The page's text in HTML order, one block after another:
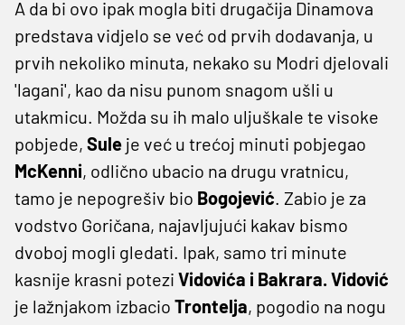
A da bi ovo ipak mogla biti drugačija Dinamova
predstava vidjelo se već od prvih dodavanja, u
prvih nekoliko minuta, nekako su Modri djelovali
'lagani', kao da nisu punom snagom ušli u
utakmicu. Možda su ih malo uljuškale te visoke
pobjede, Sule je već u trećoj minuti pobjegao
McKenni, odlično ubacio na drugu vratnicu,
tamo je nepogrešiv bio Bogojević. Zabio je za
vodstvo Goričana, najavljujući kakav bismo
dvoboj mogli gledati. Ipak, samo tri minute
kasnije krasni potezi Vidovića i Bakrara. Vidović
je lažnjakom izbacio Trontelja, pogodio na nogu